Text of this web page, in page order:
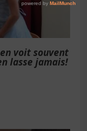
voit souvent
lasse jamais!